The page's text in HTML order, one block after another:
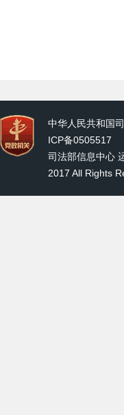
中华人民共和国
ICP备0505517
司法部信息中心
2017 All Rights